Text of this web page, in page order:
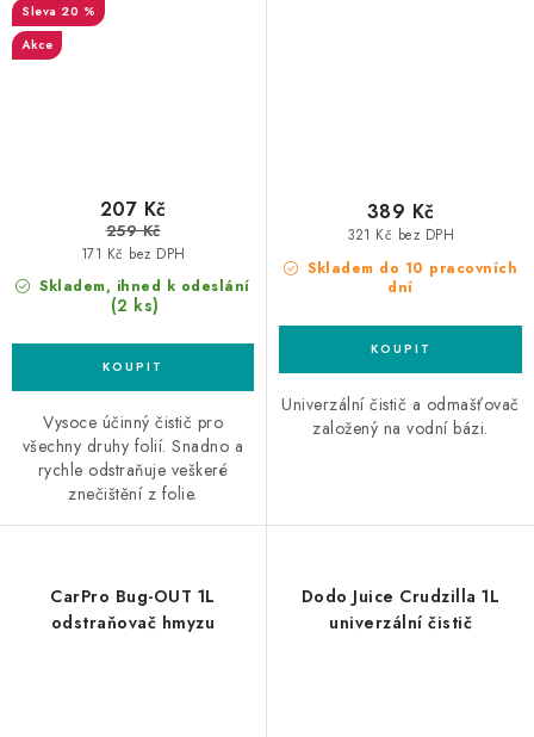
20 %
Akce
Skladem, ihned k odeslání
(2 ks)
171 Kč bez DPH
207 Kč
259 Kč
Vysoce účinný čistič pro
všechny druhy folií. Snadno a
rychle odstraňuje veškeré
znečištění z folie.
Skladem do 10 pracovních
dní
321 Kč bez DPH
389 Kč
Univerzální čistič a odmašťovač
založený na vodní bázi.
CarPro Bug-OUT 1L
odstraňovač hmyzu
Dodo Juice Crudzilla 1L
univerzální čistič